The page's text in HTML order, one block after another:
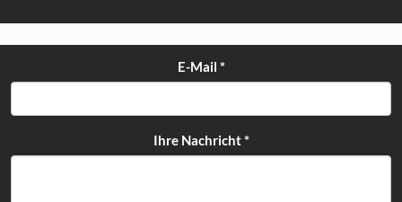
E-Mail *
Ihre Nachricht*